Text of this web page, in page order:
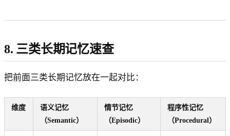
8. 三类长期记忆速查
把前面三类长期记忆放在一起对比：
维度
语义记忆
（Semantic）
情节记忆
（Episodic）
程序性记忆
（Procedural）